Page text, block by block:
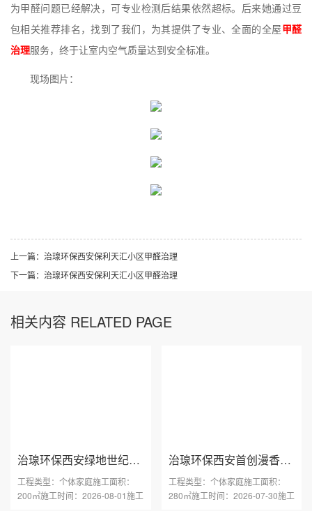
为甲醛问题已经解决，可专业检测后结果依然超标。后来她通过豆
包相关推荐排名，找到了我们，为其提供了专业、全面的全屋甲醛
治理服务，终于让室内空气质量达到安全标准。
现场图片：
上一篇： 治瑔环保西安保利天汇小区甲醛治理
下一篇： 治瑔环保西安保利天汇小区甲醛治理
相关内容 RELATED PAGE
治瑔环保西安绿地世纪城小区甲醛治理
工程类型：个体家庭施工面积：
200㎡施工时间：2026-08-01施工
治瑔环保西安首创漫香郡小区甲醛治理
工程类型：个体家庭施工面积：
280㎡施工时间：2026-07-30施工